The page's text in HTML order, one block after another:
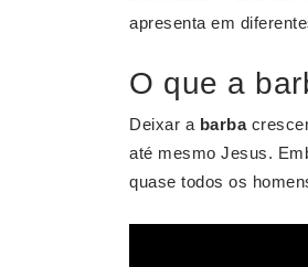
apresenta em
O que a
Deixar a barba
até mesmo Jesus.
quase todos os